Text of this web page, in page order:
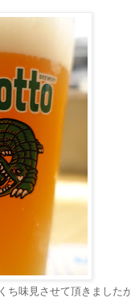
ち味見させて頂きました